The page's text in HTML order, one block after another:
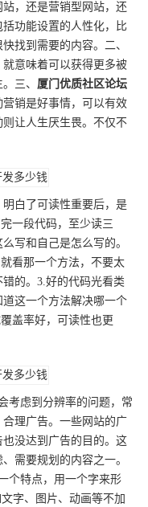
，还是营销型网站，还
功能设置的人性化，比
找到需要的内容。二、
意味着可以获得更多被
三、 厦门 优质社区论坛
销是好事情，可以有效
让人生厌生畏。不仅不
白了可读性重要后，是
一段代码，至少读三
写和自己是怎么写的。
看那一个方法，不要太
的。3.好的代码光看类
这一个方法解决哪一个
盖率好，可读性也更
考虑到分辨率的问题，常
合理广告。一些网站的广
没达到广告的目的。这
需要规划的内容之一。
个特点，用一个字来形
字、图片、动画等不加